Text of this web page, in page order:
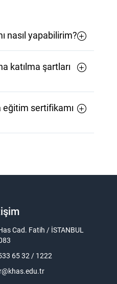
nasıl yapabilirim?
katılma şartları
sertifikamı
Cad. Fatih / İSTANBUL
65 32 / 1222